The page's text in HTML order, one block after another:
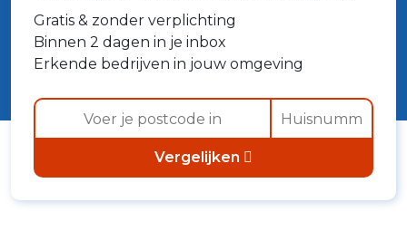
Gratis & zonder verplichting
Binnen 2 dagen in je inbox
Erkende bedrijven in jouw omgeving
Vergelijken